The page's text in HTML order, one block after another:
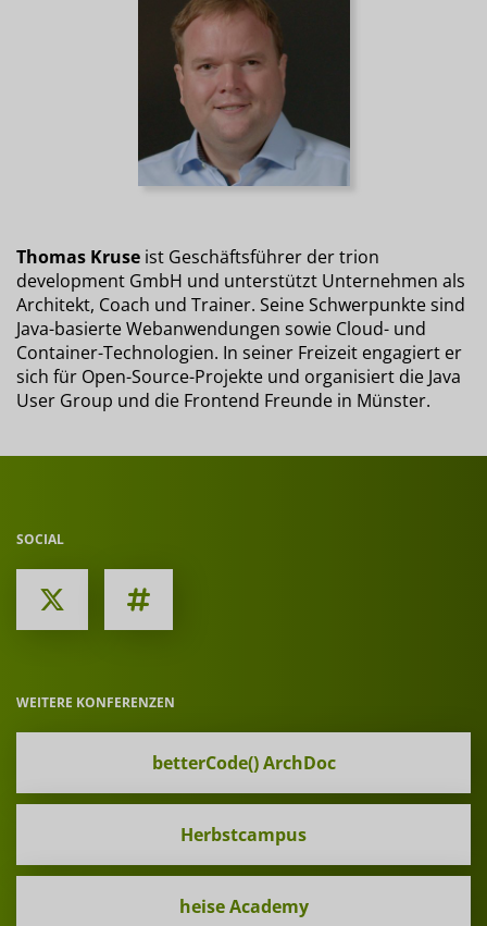
Thomas Kruse ist Geschäftsführer der trion
development GmbH und unterstützt Unternehmen als
Architekt, Coach und Trainer. Seine Schwerpunkte sind
Java-basierte Webanwendungen sowie Cloud- und
Container-Technologien. In seiner Freizeit engagiert er
sich für Open-Source-Projekte und organisiert die Java
User Group und die Frontend Freunde in Münster.
SOCIAL
WEITERE KONFERENZEN
betterCode() ArchDoc
Herbstcampus
heise Academy